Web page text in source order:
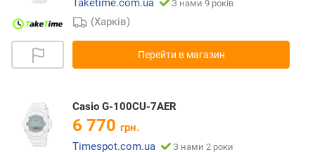
Taketime.com.ua З нами 9 років
(Харків)
Перейти в магазин
Casio G-100CU-7AER
6 770 грн.
Timespot.com.ua
З нами 2 роки